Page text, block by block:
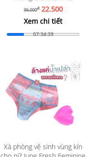
96.000đ22.500
Xem chi tiết
07:34:37
Xà phòng vệ sinh vùng kín